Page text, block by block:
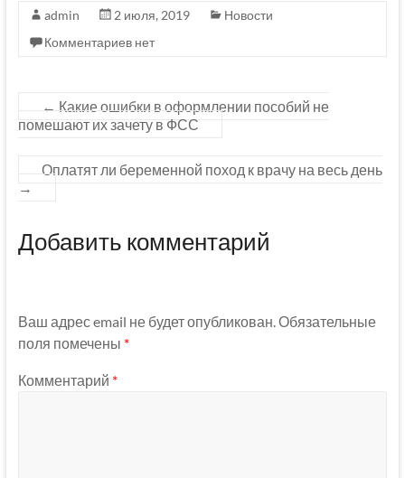
admin 2 июля, 2019
Новости
Комментариев нет
← Какие ошибки в оформлении пособий не
помешают их зачету в ФСС
Оплатят ли беременной поход к врачу на весь день
→
Добавить комментарий
Ваш адрес email не будет опубликован. Обязательные
поля помечены *
Комментарий *